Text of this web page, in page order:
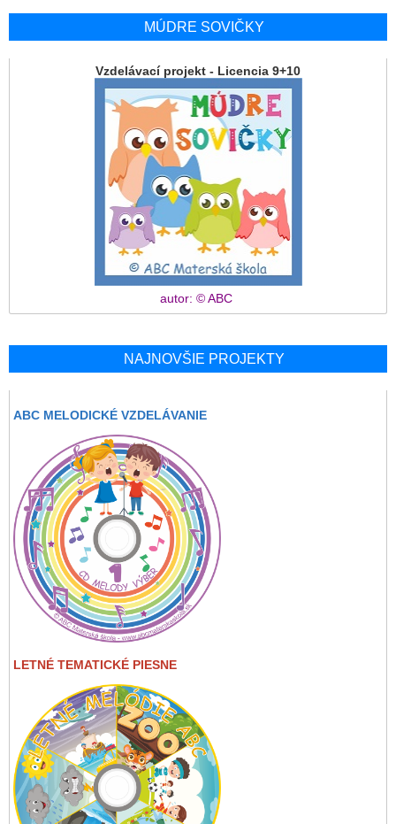
MÚDRE SOVIČKY
Vzdelávací projekt - Licencia 9+10
autor: © ABC
NAJNOVŠIE PROJEKTY
ABC MELODICKÉ VZDELÁVANIE
LETNÉ TEMATICKÉ PIESNE